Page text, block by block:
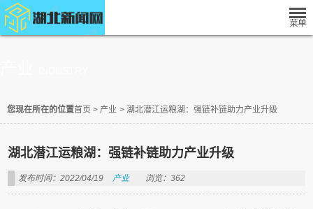
您现在所在的位置首页 > 产业 > 湖北潜江运粮湖：强链补链助力产业升级
湖北潜江运粮湖：强链补链助力产业升级
发布时间：2022/04/19 产业 浏览：362